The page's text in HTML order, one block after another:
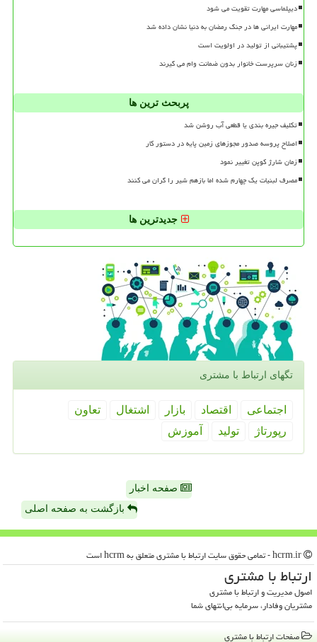
دیپلماسی مهارت تقویت می شود
مهارت ایرانی ها در جنگ رمضان به دنیا نشان داده شد
پشتیبانی از تولید در اولویت است
زنان سرپرست خانوار بدون ضمانت وام می گیرند
پربحث ترین ها
تکلیف جیره بندی یا قطعی آب روشن شد
اصلاح پروسه صدور مجوزهای زمین پایه در دستور کار
زمان شارژ کوپن تغییر نمود
مصرف لبنیات یک چهارم شده اما بازهم شیر را گران می کنند
جدیدترین ها
تگهای ارتباط با مشتری
اجتماعی اقتصاد بازار اشتغال
تعاون
رپورتاژ
تولید آموزش
صفحه اخبار
بازگشت به صفحه اصلی
ارتباط با مشتری
اصول مدیریت و ارتباط با مشتری
مشتریان وفادار، سرمایه بی‌انتهای شما
صفحات ارتباط با مشتری